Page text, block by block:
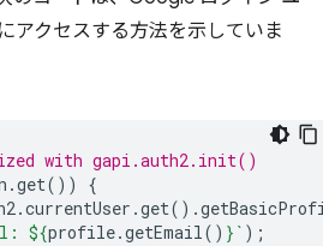
アクセスする方法を示していま
with gapi.auth2.init()
.get())
{
.currentUser .get().
${profile.getEmail() } ` );